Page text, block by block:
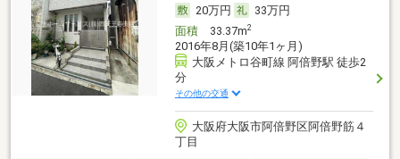
20万円
33万円
面積33.37m2
2016年8月(築10年1ヶ月)
大阪メトロ谷町線 阿倍野駅 徒歩2
分
その他の交通
大阪府大阪市阿倍野区阿倍野筋４
丁目